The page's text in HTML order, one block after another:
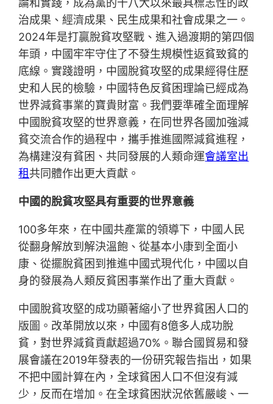
論和實踐，成為黨的十八大以來最具標志性的政
治成果、經濟成果、民生成果和社會成果之一。
2024年是打贏脫貧攻堅戰、進入過渡期的第四個
年頭，中國牢牢守住了不發生規模性返貧致貧的
底線。實踐證明，中國脫貧攻堅的成果經得住歷
史和人民的檢驗，中國特色反貧困理論已經成為
世界減貧事業的寶貴財富。我們要準確全面理解
中國脫貧攻堅的世界意義，在同世界各國加強減
貧交流合作的過程中，攜手推進國際減貧進程，
為構建沒有貧困、共同發展的人類命運會議室出
租共同體作出更大貢獻。
中國的脫貧攻堅具有重要的世界意義
100多年來，在中國共產黨的領導下，中國人民
從翻身解放到解決溫飽、從基本小康到全面小
康、從擺脫貧困到推進中國式現代化，中國以自
身的發展為人類反貧困事業作出了重大貢獻。
中國脫貧攻堅的成功顯著縮小了世界貧困人口的
版圖。改革開放以來，中國有8億多人成功脫
貧，對世界減貧貢獻超過70%。聯合國貿易和發
展會議在2019年發表的一份研究報告指出，如果
不把中國計算在內，全球貧困人口不但沒有減
少，反而在增加。在全球貧困狀況依舊嚴峻、一